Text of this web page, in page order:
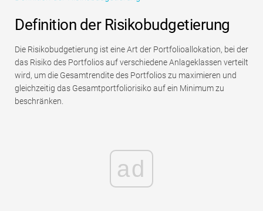
Definition der Risikobudgetierung
Die Risikobudgetierung ist eine Art der Portfolioallokation, bei der
das Risiko des Portfolios auf verschiedene Anlageklassen verteilt
wird, um die Gesamtrendite des Portfolios zu maximieren und
gleichzeitig das Gesamtportfoliorisiko auf ein Minimum zu
beschränken.
ad